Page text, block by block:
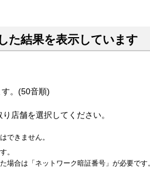
た結果を表示しています
。(50音順)
店舗を選択してください。
できません。
。
場合は「ネットワーク暗証番号」が必要で